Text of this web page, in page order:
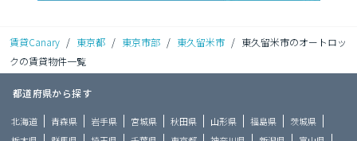
賃貸Canary / 東京都 / 東京市部 / 東久留米市 / 東久留米市のオートロッ
クの賃貸物件一覧
都道府県から探す
北海道 青森県 岩手県 宮城県 秋田県 山形県 福島県
茨城県